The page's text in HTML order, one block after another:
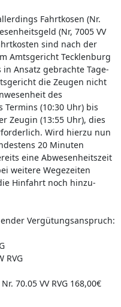
Fahrtkosen (Nr.
(Nr, 7005 VV
sind nach der
Amtsgericht Tecklenburg
Ansatz gebrachte Tage-
die Zeugen nicht
des
(10:30 Uhr) bis
Zeugin (13:55 Uhr), dies
Wird hierzu nun
20 Minuten
eine Abwesenheitszeit
weitere Wegezeiten
Hinfahrt noch hinzu-
Vergütungsanspruch:
RVG
70.05 VV RVG 168,00€